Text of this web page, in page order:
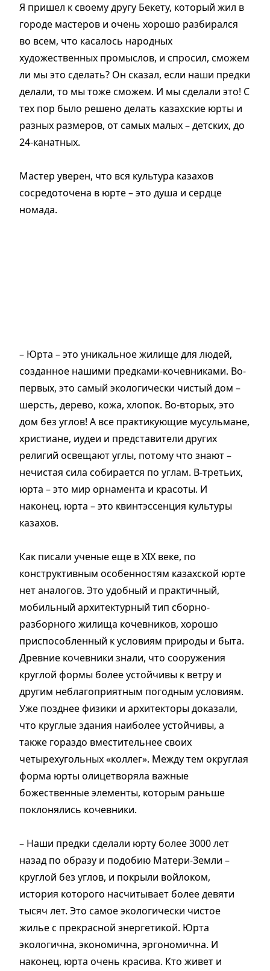
Я пришел к своему другу Бекету, который жил в
городе мастеров и очень хорошо разбирался
во всем, что касалось народных
художественных промыслов, и спросил, сможем
ли мы это сделать? Он сказал, если наши предки
делали, то мы тоже сможем. И мы сделали это! С
тех пор было решено делать казахские юрты и
разных размеров, от самых малых – детских, до
24-канатных.
Мастер уверен, что вся культура казахов
сосредоточена в юрте – это душа и сердце
номада.
– Юрта – это уникальное жилище для людей,
созданное нашими предками-кочев­никами. Во-
пер­вых, это самый экологически чистый дом –
шерсть, дерево, кожа, хлопок. Во-вторых, это
дом без углов! А все практикующие мусульмане,
христиане, иудеи и представители других
религий освещают углы, потому что знают –
нечистая сила собирается по углам. В-третьих,
юрта – это мир орнамента и красоты. И
наконец, юрта – это квинтэссенция культуры
казахов.
Как писали ученые еще в XIX веке, по
конструктивным особенностям казахской юрте
нет аналогов. Это удобный и практичный,
мобильный архитектурный тип сборно-
разборного жилища кочевников, хорошо
приспособленный к условиям природы и быта.
Древние кочевники знали, что сооружения
круглой формы более устойчивы к ветру и
другим неблагоприятным погодным условиям.
Уже позднее физики и архитекторы доказали,
что круглые здания наиболее устойчивы, а
также гораздо вместительнее своих
четырехугольных «коллег». Между тем округлая
форма юрты олицетворяла важные
божественные элементы, которым раньше
поклонялись кочевники.
– Наши предки сделали юрту более 3000 лет
назад по образу и подобию Матери-Земли –
круглой без углов, и покрыли войлоком,
история которого насчитывает более девяти
тысяч лет. Это самое экологически чистое
жилье с прекрасной энергетикой. Юрта
экологична, экономична, эргономична. И
наконец, юрта очень красива. Кто живет и